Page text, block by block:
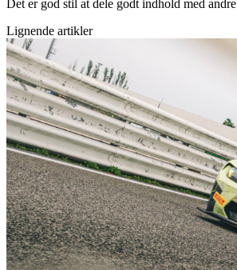
Det er god stil at dele godt indhold med andre
Lignende artikler